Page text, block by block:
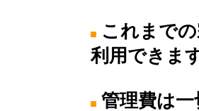
これまで
利用できま
管理費は